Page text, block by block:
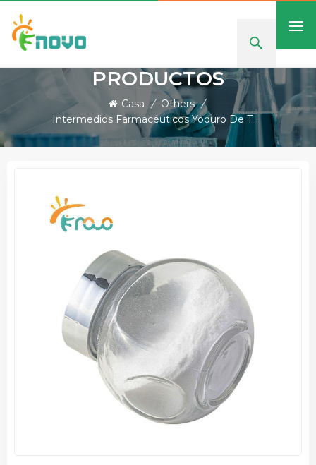
PRODUCTOS
Casa / Others /
Intermedios Farmacéuticos Yoduro De Tetrafenilfosfonio CAS 2065-67-0